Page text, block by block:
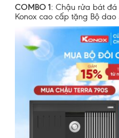
COMBO 1: Chậu rửa bát đá
Konox cao cấp tặng Bộ dao